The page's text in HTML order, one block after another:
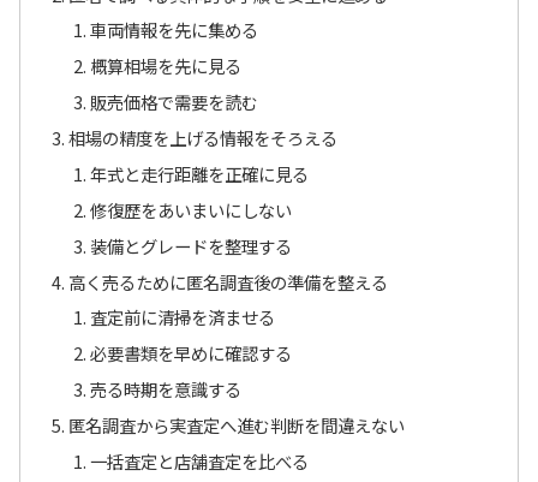
車両情報を先に集める
概算相場を先に見る
販売価格で需要を読む
相場の精度を上げる情報をそろえる
年式と走行距離を正確に見る
修復歴をあいまいにしない
装備とグレードを整理する
高く売るために匿名調査後の準備を整える
査定前に清掃を済ませる
必要書類を早めに確認する
売る時期を意識する
匿名調査から実査定へ進む判断を間違えない
一括査定と店舗査定を比べる